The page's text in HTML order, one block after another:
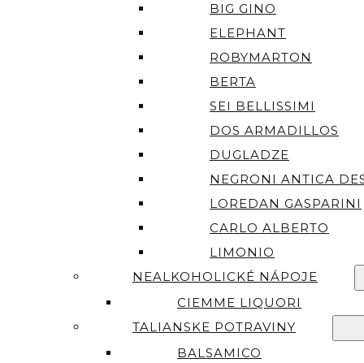
BIG GINO
ELEPHANT
ROBYMARTON
BERTA
SEI BELLISSIMI
DOS ARMADILLOS
DUGLADZE
NEGRONI ANTICA
LOREDAN GASPARINI
CARLO ALBERTO
LIMONIO
NEALKOHOLICKÉ NÁPOJE
CIEMME LIQUORI
TALIANSKE POTRAVINY
BALSAMICO